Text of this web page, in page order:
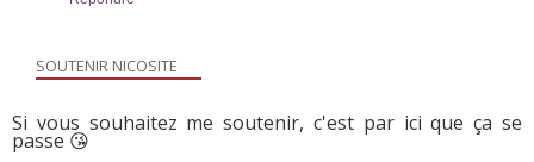
SOUTENIR NICOSITE
Si vous souhaitez me soutenir, c'est par ici que ça se
passe 😘